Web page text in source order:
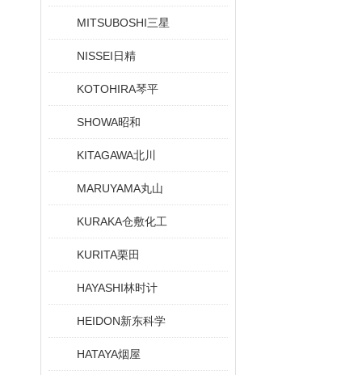
MITSUBOSHI三星
NISSEI日精
KOTOHIRA琴平
SHOWA昭和
KITAGAWA北川
MARUYAMA丸山
KURAKA仓敷化工
KURITA栗田
HAYASHI林时计
HEIDON新东科学
HATAYA烟屋